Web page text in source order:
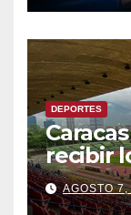
DEPORTES
recibir
Caribe
AGOSTO